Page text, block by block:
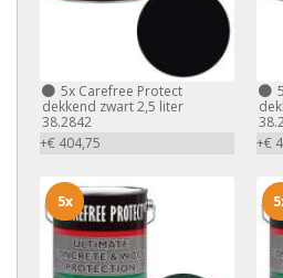
5x Carefree Protect
dekkend zwart 2,5 liter
38.2842
+€ 404,75
+€
5x